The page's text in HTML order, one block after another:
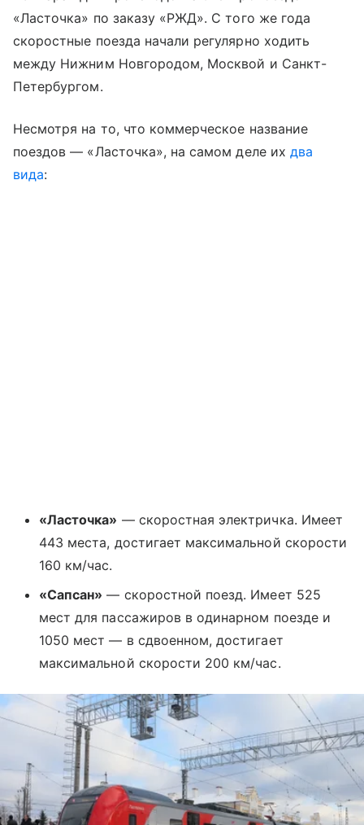
«Ласточка» по заказу «РЖД». С того же года
скоростные поезда начали регулярно ходить
между Нижним Новгородом, Москвой и Санкт-
Петербургом.
Несмотря на то, что коммерческое название
поездов — «Ласточка», на самом деле их два
вида:
«Ласточка» — скоростная электричка. Имеет
443 места, достигает максимальной скорости
160 км/час.
«Сапсан» — скоростной поезд. Имеет 525
мест для пассажиров в одинарном поезде и
1050 мест — в сдвоенном, достигает
максимальной скорости 200 км/час.